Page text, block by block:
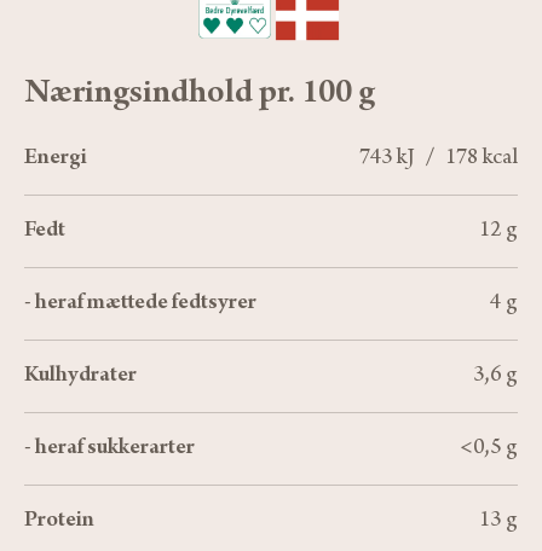
Næringsindhold pr. 100 g
Energi 743 kJ / 178 kcal
Fedt 12 g
- heraf mættede fedtsyrer 4 g
Kulhydrater 3,6 g
- heraf sukkerarter <0,5 g
Protein 13 g